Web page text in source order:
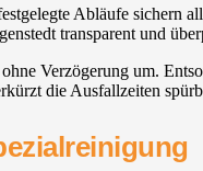
Abläufe sichern
transparent und
Verzögerung um.
die Ausfallzeiten